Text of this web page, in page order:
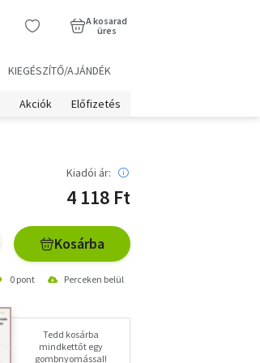
A kosarad
üres
KIEGÉSZÍTŐ/AJÁNDÉK
Akciók Előfizetés
Kiadói ár:
4 118 Ft
Kosárba
0 pont Perceken belül
Tedd kosárba
mindkettőt egy
gombnyomással!